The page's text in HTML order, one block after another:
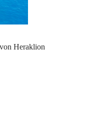
Heraklion